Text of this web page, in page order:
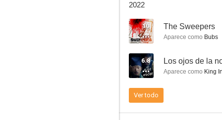
6.8
2022
10 The Sweepers
Aparece como Bubs
6.8 Los ojos de la
Aparece como King
Ver todo